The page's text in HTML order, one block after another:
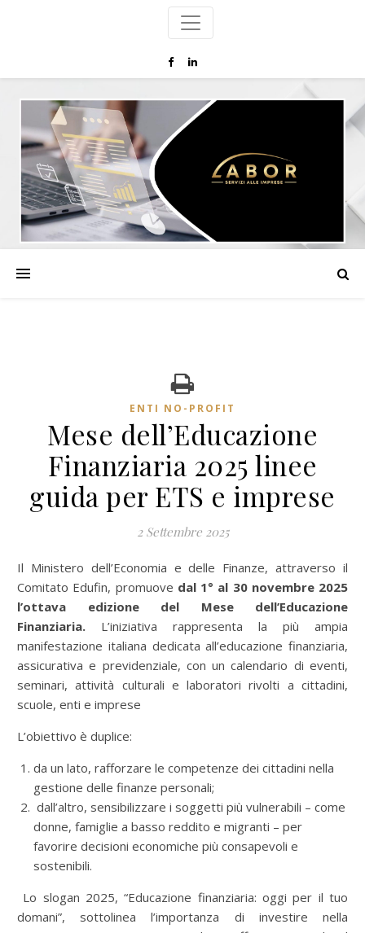
ENTI NO-PROFIT
Mese dell’Educazione
Finanziaria 2025 linee
guida per ETS e imprese
2 Settembre 2025
Il Ministero dell’Economia e delle Finanze, attraverso il
Comitato Edufin, promuove dal 1° al 30 novembre 2025
l’ottava edizione del Mese dell’Educazione
Finanziaria. L’iniziativa rappresenta la più ampia
manifestazione italiana dedicata all’educazione finanziaria,
assicurativa e previdenziale, con un calendario di eventi,
seminari, attività culturali e laboratori rivolti a cittadini,
scuole, enti e imprese
L’obiettivo è duplice:
da un lato, rafforzare le competenze dei cittadini nella
gestione delle finanze personali;
dall’altro, sensibilizzare i soggetti più vulnerabili – come
donne, famiglie a basso reddito e migranti – per
favorire decisioni economiche più consapevoli e
sostenibili.
Lo slogan 2025, “Educazione finanziaria: oggi per il tuo
domani”, sottolinea l’importanza di investire nella